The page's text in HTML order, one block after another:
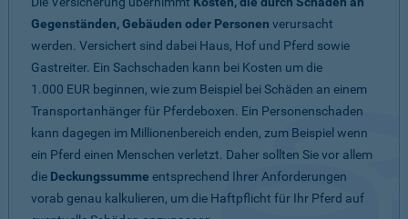
Gegenständen, Gebäuden oder Personen verursacht
werden. Versichert sind dabei Haus, Hof und Pferd sowie
Gastreiter. Ein Sachschaden kann bei Kosten um die
1.000 EUR beginnen, wie zum Beispiel bei Schäden an einem
Transportanhänger für Pferdeboxen. Ein Personenschaden
kann dagegen im Millionenbereich enden, zum Beispiel wenn
ein Pferd einen Menschen verletzt. Daher sollten Sie vor allem
die Deckungssumme entsprechend Ihrer Anforderungen
vorab genau kalkulieren, um die Haftpflicht für Ihr Pferd auf